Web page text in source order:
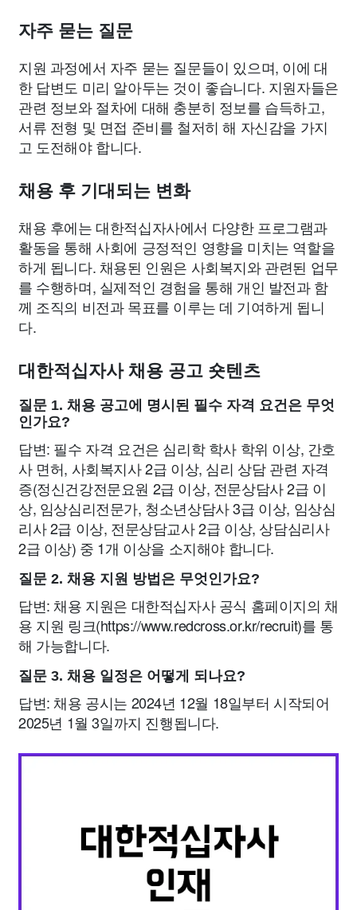
자주 묻는 질문
지원 과정에서 자주 묻는 질문들이 있으며, 이에 대
한 답변도 미리 알아두는 것이 좋습니다. 지원자들은
관련 정보와 절차에 대해 충분히 정보를 습득하고,
서류 전형 및 면접 준비를 철저히 해 자신감을 가지
고 도전해야 합니다.
채용 후 기대되는 변화
채용 후에는 대한적십자사에서 다양한 프로그램과
활동을 통해 사회에 긍정적인 영향을 미치는 역할을
하게 됩니다. 채용된 인원은 사회복지와 관련된 업무
를 수행하며, 실제적인 경험을 통해 개인 발전과 함
께 조직의 비전과 목표를 이루는 데 기여하게 됩니
다.
대한적십자사 채용 공고 숏텐츠
질문 1. 채용 공고에 명시된 필수 자격 요건은 무엇
인가요?
답변: 필수 자격 요건은 심리학 학사 학위 이상, 간호
사 면허, 사회복지사 2급 이상, 심리 상담 관련 자격
증(정신건강전문요원 2급 이상, 전문상담사 2급 이
상, 임상심리전문가, 청소년상담사 3급 이상, 임상심
리사 2급 이상, 전문상담교사 2급 이상, 상담심리사
2급 이상) 중 1개 이상을 소지해야 합니다.
질문 2. 채용 지원 방법은 무엇인가요?
답변: 채용 지원은 대한적십자사 공식 홈페이지의 채
용 지원 링크(https://www.redcross.or.kr/recruit)를 통
해 가능합니다.
질문 3. 채용 일정은 어떻게 되나요?
답변: 채용 공시는 2024년 12월 18일부터 시작되어
2025년 1월 3일까지 진행됩니다.